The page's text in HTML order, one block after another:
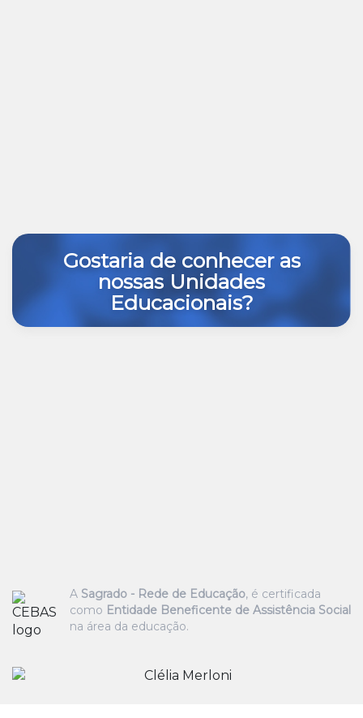
Gostaria de conhecer as
nossas Unidades
Educacionais?
A Sagrado - Rede de Educação, é certificada
como Entidade Beneficente de Assistência Social
na área da educação.